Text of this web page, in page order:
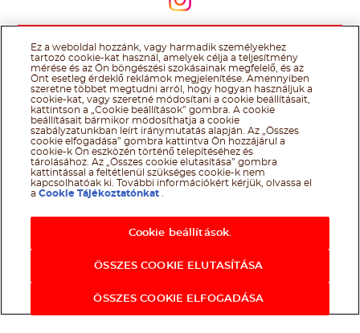
Kövessen
@Ferrero 2026 All rights reserved.
Nutella® cookie tájékoztató
Felhasználás Feltételei
Technikai információk Impresszum
Ferrero
adatkezelési tájékoztató
Ez a weboldal hozzánk, vagy harmadik személyekhez
tartozó cookie-kat használ, amelyek célja a teljesítmény
mérése és az Ön böngészési szokásainak megfelelő, és az
Önt esetleg érdeklő reklámok megjelenítése. Amennyiben
szeretne többet megtudni arról, hogy hogyan használjuk a
cookie-kat, vagy szeretné módosítani a cookie beállításait,
kattintson a „Cookie beállítások” gombra. A cookie
beállításait bármikor módosíthatja a cookie
szabályzatunkban leírt iránymutatás alapján. Az „Összes
cookie elfogadása” gombra kattintva Ön hozzájárul a
cookie-k Ön eszközén történő telepítéséhez és
tárolásához. Az „Összes cookie elutasítása” gombra
kattintással a feltétlenül szükséges cookie-k nem
kapcsolhatóak ki. További információkért kérjük, olvassa el
aCookie Tájékoztatónkat
Cookie beállítások.
ÖSSZES COOKIE ELUTASÍTÁSA
ÖSSZES COOKIE ELFOGADÁSA